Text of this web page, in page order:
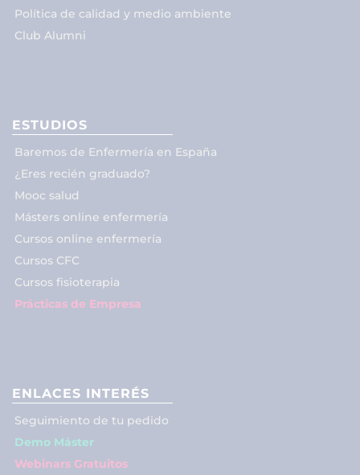
Política de calidad y medio ambiente
Club Alumni
ESTUDIOS
Baremos de Enfermería en España
¿Eres recién graduado?
Mooc salud
Másters online enfermería
Cursos online enfermería
Cursos CFC
Cursos fisioterapia
Prácticas de Empresa
ENLACES INTERÉS
Seguimiento de tu pedido
Demo Máster
Webinars Gratuitos